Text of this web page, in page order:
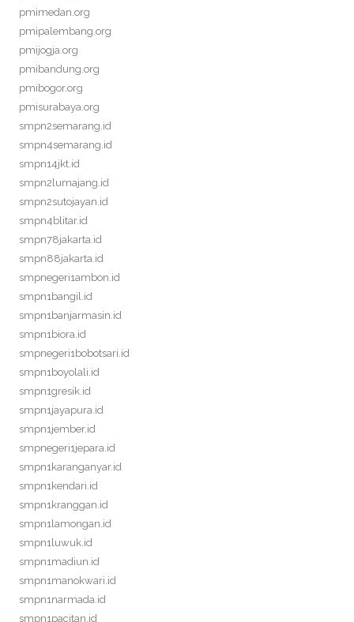
pmimedan.org
pmipalembang.org
pmijogja.org
pmibandung.org
pmibogor.org
pmisurabaya.org
smpn2semarang.id
smpn4semarang.id
smpn14jkt.id
smpn2lumajang.id
smpn2sutojayan.id
smpn4blitar.id
smpn78jakarta.id
smpn88jakarta.id
smpnegeri1ambon.id
smpn1bangil.id
smpn1banjarmasin.id
smpn1biora.id
smpnegeri1bobotsari.id
smpn1boyolali.id
smpn1gresik.id
smpn1jayapura.id
smpn1jember.id
smpnegeri1jepara.id
smpn1karanganyar.id
smpn1kendari.id
smpn1kranggan.id
smpn1lamongan.id
smpn1luwuk.id
smpn1madiun.id
smpn1manokwari.id
smpn1narmada.id
smpn1pacitan.id